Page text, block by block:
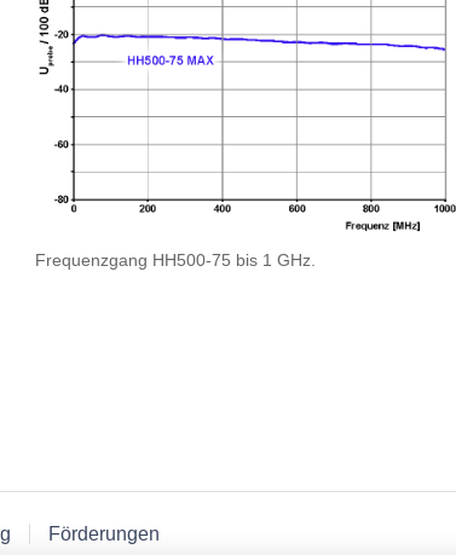
Frequenzgang HH500-75 bis 1 GHz.
Förderungen